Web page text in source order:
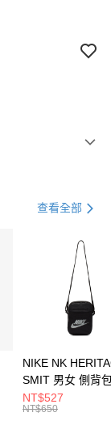
21家銀行
查看全部
NIKE NK
SMIT 男女 側背
BA5871010
NT$527
NT$650